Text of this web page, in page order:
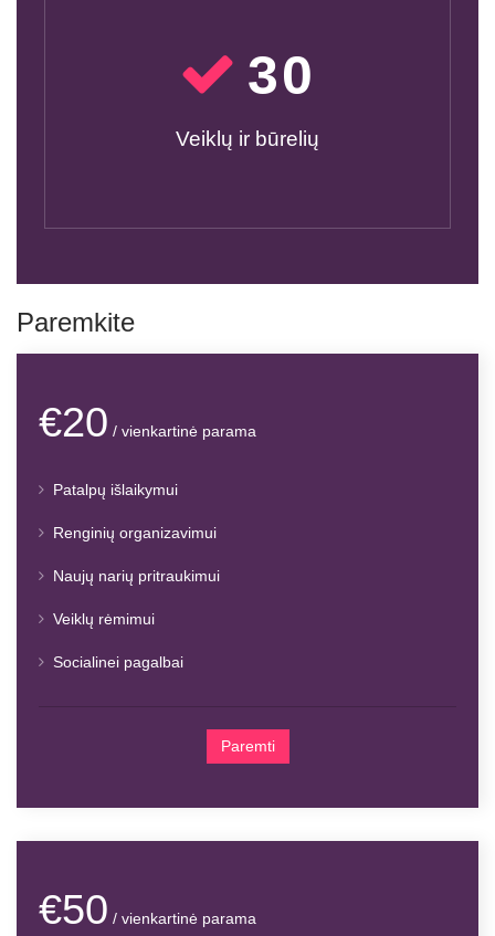
30
Veiklų ir būrelių
Paremkite
€20 / vienkartinė parama
Patalpų išlaikymui
Renginių organizavimui
Naujų narių pritraukimui
Veiklų rėmimui
Socialinei pagalbai
Paremti
€50 / vienkartinė parama